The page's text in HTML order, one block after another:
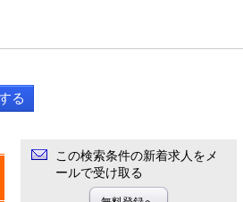
この検索条件の新着求人をメ
ールで受け取る